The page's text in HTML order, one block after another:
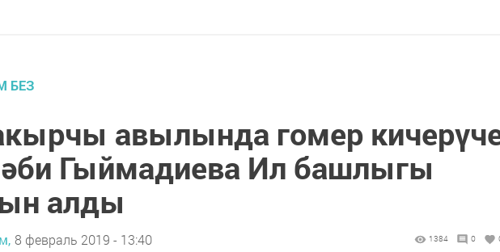
БЕЗ
авылында гомер
Гыймадиева Ил башлыгы
алды
8 февраль 2019 - 13:40 1384 0